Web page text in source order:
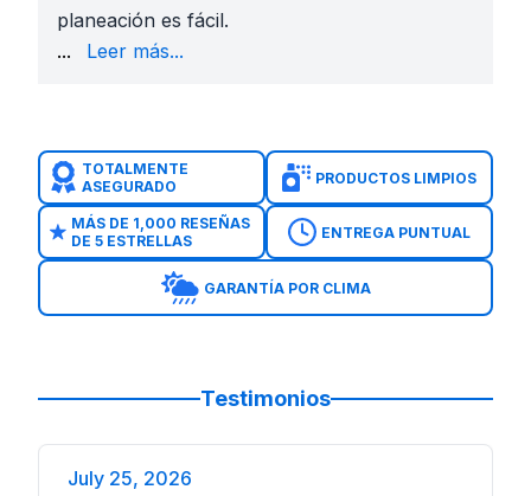
planeación es fácil.
iglesia y festivales
Sanitizados antes y después de cada renta
Precios accesibles con ofertas diarias
Completamente asegurado para parques y escuelas
Reserva fácil con 50% de depósito --- ##
Brincolines en Moselle
Toboganes Acuáticos en Moselle
Cursos de Obstáculos en Moselle
... Leer más...
TOTALMENTE
ASEGURADO
PRODUCTOS LIMPIOS
MÁS DE 1,000 RESEÑAS
DE 5 ESTRELLAS
ENTREGA PUNTUAL
GARANTÍA POR CLIMA
Testimonios
July 25, 2026